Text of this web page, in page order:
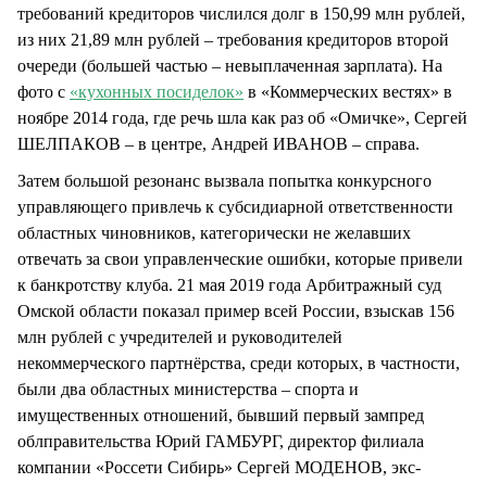
требований кредиторов числился долг в 150,99 млн рублей,
из них 21,89 млн рублей – требования кредиторов второй
очереди (большей частью – невыплаченная зарплата). На
фото с «кухонных посиделок» в «Коммерческих вестях» в
ноябре 2014 года, где речь шла как раз об «Омичке», Сергей
ШЕЛПАКОВ – в центре, Андрей ИВАНОВ – справа.
Затем большой резонанс вызвала попытка конкурсного
управляющего привлечь к субсидиарной ответственности
областных чиновников, категорически не желавших
отвечать за свои управленческие ошибки, которые привели
к банкротству клуба. 21 мая 2019 года Арбитражный суд
Омской области показал пример всей России, взыскав 156
млн рублей с учредителей и руководителей
некоммерческого партнёрства, среди которых, в частности,
были два областных министерства – спорта и
имущественных отношений, бывший первый зампред
облправительства Юрий ГАМБУРГ, директор филиала
компании «Россети Сибирь» Сергей МОДЕНОВ, экс-